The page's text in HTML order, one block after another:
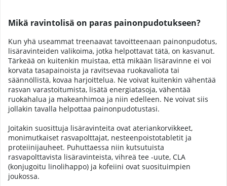
Mikä ravintolisä on paras painonpudotukseen?
Kun yhä useammat treenaavat tavoitteenaan painonpudotus,
lisäravinteiden valikoima, jotka helpottavat tätä, on kasvanut.
Tärkeää on kuitenkin muistaa, että mikään lisäravinne ei voi
korvata tasapainoista ja ravitsevaa ruokavaliota tai
säännöllistä, kovaa harjoittelua. Ne voivat kuitenkin vähentää
rasvan varastoitumista, lisätä energiatasoja, vähentää
ruokahalua ja makeanhimoa ja niin edelleen. Ne voivat siis
jollakin tavalla helpottaa painonpudotustasi.
Joitakin suosittuja lisäravinteita ovat ateriankorvikkeet,
monimutkaiset rasvapolttajat, nesteenpoistotabletit ja
proteiinijauheet. Puhuttaessa niin kutsutuista
rasvapolttavista lisäravinteista, vihreä tee -uute, CLA
(konjugoitu linolihappo) ja kofeiini ovat suosituimpien
joukossa.